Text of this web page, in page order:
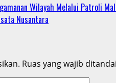
Wilayah Melalui Patroli
Nusantara
Ruas yang wajib ditandai